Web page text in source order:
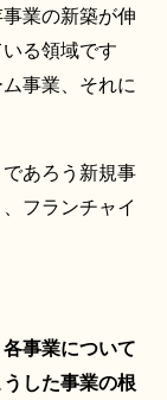
業の新築が伸
る領域です
事業、それに
あろう新規事
フランチャイ
事業について
した事業の根